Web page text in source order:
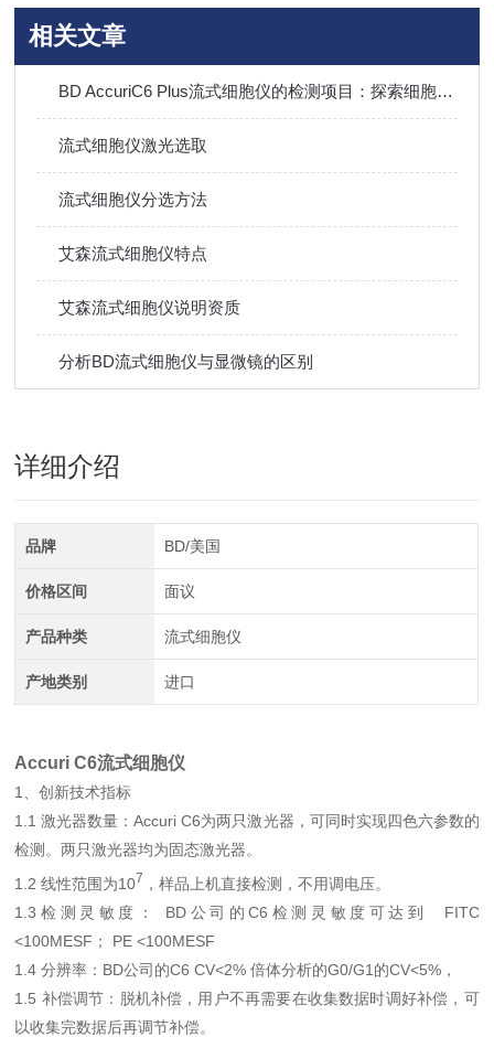
相关文章
BD AccuriC6 Plus流式细胞仪的检测项目：探索细胞分析的多维度视角
流式细胞仪激光选取
流式细胞仪分选方法
艾森流式细胞仪特点
艾森流式细胞仪说明资质
分析BD流式细胞仪与显微镜的区别
详细介绍
品牌 BD/美国
价格区间 面议
产品种类 流式细胞仪
产地类别 进口
Accuri C6流式细胞仪
1、创新技术指标
1.1激光器数量：Accuri C6为两只激光器，可同时实现四色六参数的
检测。两只激光器均为固态激光器。
1.2线性范围为107 ，样品上机直接检测，不用调电压。
1.3 检测灵敏度： BD公司的C6检测灵敏度可达到
FITC
<100MESF ； PE <100MESF
1.4分辨率： BD公司的C6 CV<2%倍体分析的G0/G1的CV<5%，
1.5 补偿调节：脱机补偿，用户不再需要在收集数据时调好补偿，可
以收集完数据后再调节补偿。